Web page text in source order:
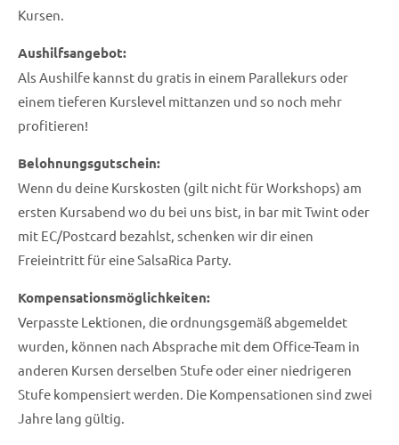
Email*
Kursen.
Aushilfsangebot:
Als Aushilfe kannst du gratis in einem Parallekurs oder
einem tieferen Kurslevel mittanzen und so noch mehr
profitieren!
Belohnungsgutschein:
Wenn du deine Kurskosten (gilt nicht für Workshops) am
ersten Kursabend wo du bei uns bist, in bar mit Twint oder
mit EC/Postcard bezahlst, schenken wir dir einen
Freieintritt für eine SalsaRica Party.
Kompensationsmöglichkeiten:
Verpasste Lektionen, die ordnungsgemäß abgemeldet
wurden, können nach Absprache mit dem Office-Team in
anderen Kursen derselben Stufe oder einer niedrigeren
Stufe kompensiert werden. Die Kompensationen sind zwei
Jahre lang gültig.